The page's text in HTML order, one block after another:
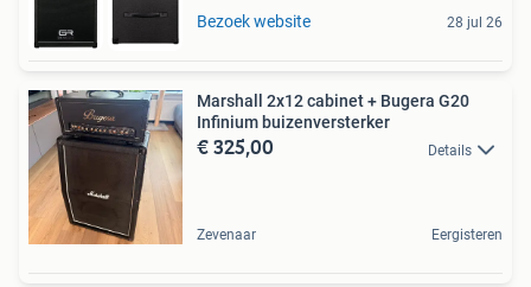
Bezoek website 28 jul 26
Marshall 2x12 cabinet + Bugera G20
Infinium buizenversterker
€ 325,00 Details
Zevenaar Eergisteren